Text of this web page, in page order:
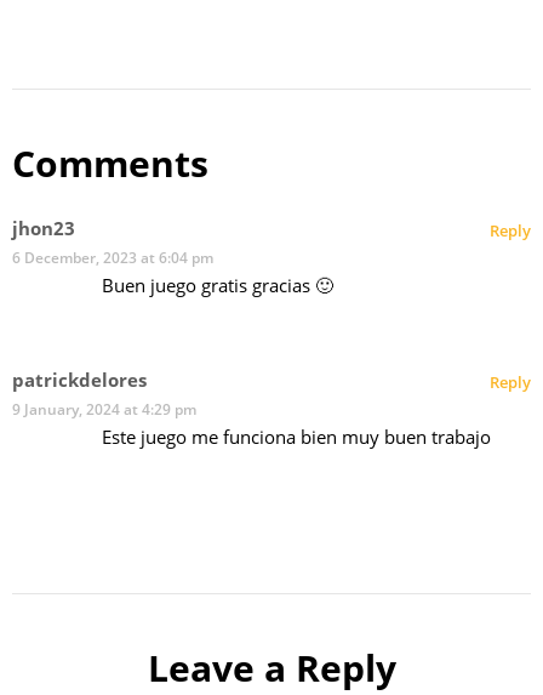
Comments
jhon23
6 December, 2023 at 6:04 pm
Buen juego gratis gracias 🙂
Reply
patrickdelores
9 January, 2024 at 4:29 pm
Este juego me funciona bien muy buen trabajo
Reply
Leave a Reply